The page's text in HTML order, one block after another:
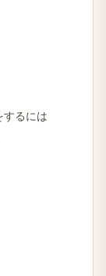
するには